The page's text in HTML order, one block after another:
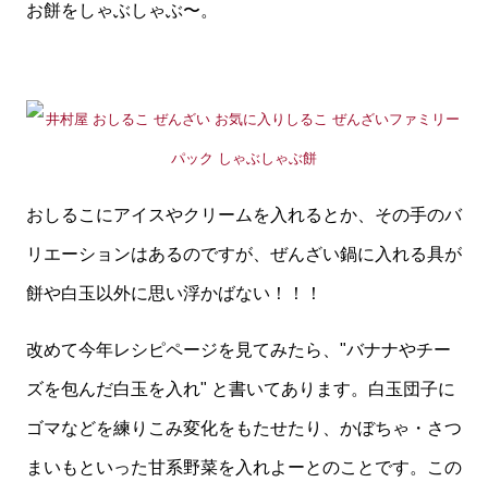
お餅をしゃぶしゃぶ〜。
おしるこにアイスやクリームを入れるとか、その手のバ
リエーションはあるのですが、ぜんざい鍋に入れる具が
餅や白玉以外に思い浮かばない！！！
改めて今年レシピページを見てみたら、"バナナやチー
ズを包んだ白玉を入れ" と書いてあります。白玉団子に
ゴマなどを練りこみ変化をもたせたり、かぼちゃ・さつ
まいもといった甘系野菜を入れよーとのことです。この